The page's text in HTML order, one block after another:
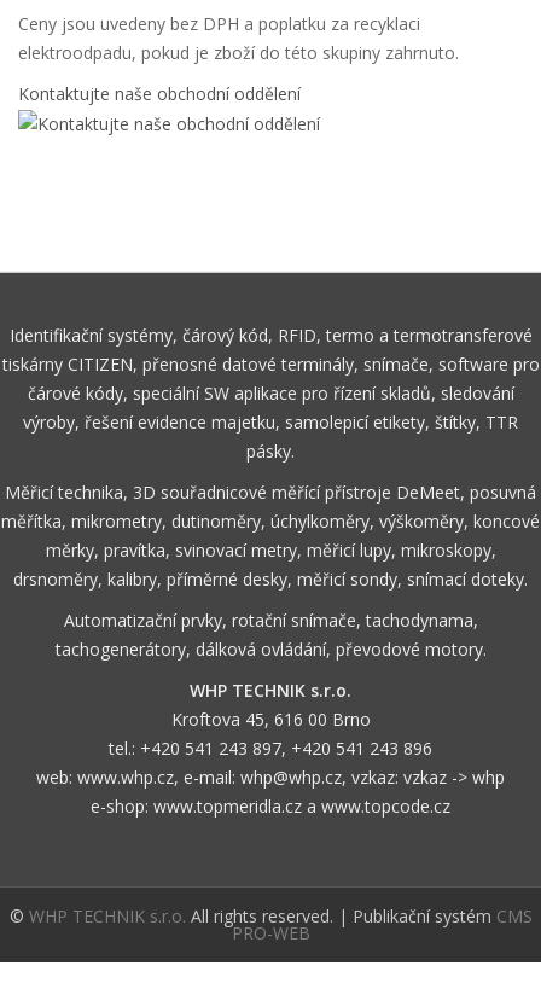
Ceny jsou uvedeny bez DPH a poplatku za recyklaci
elektroodpadu, pokud je zboží do této skupiny zahrnuto.
Kontaktujte naše obchodní oddělení
Identifikační systémy, čárový kód, RFID, termo a termotransferové
tiskárny CITIZEN, přenosné datové terminály, snímače, software pro
čárové kódy, speciální SW aplikace pro řízení skladů, sledování
výroby, řešení evidence majetku, samolepicí etikety, štítky, TTR
pásky.
Měřicí technika, 3D souřadnicové měřící přístroje DeMeet, posuvná
měřítka, mikrometry, dutinoměry, úchylkoměry, výškoměry, koncové
měrky, pravítka, svinovací metry, měřicí lupy, mikroskopy,
drsnoměry, kalibry, příměrné desky, měřicí sondy, snímací doteky.
Automatizační prvky, rotační snímače, tachodynama,
tachogenerátory, dálková ovládání, převodové motory.
WHP TECHNIK s.r.o.
Kroftova 45, 616 00 Brno
tel.: +420 541 243 897, +420 541 243 896
web: www.whp.cz, e-mail: whp@whp.cz, vzkaz: vzkaz -> whp
e-shop: www.topmeridla.cz a www.topcode.cz
© WHP TECHNIK s.r.o. All rights reserved. | Publikační systém CMS
PRO-WEB